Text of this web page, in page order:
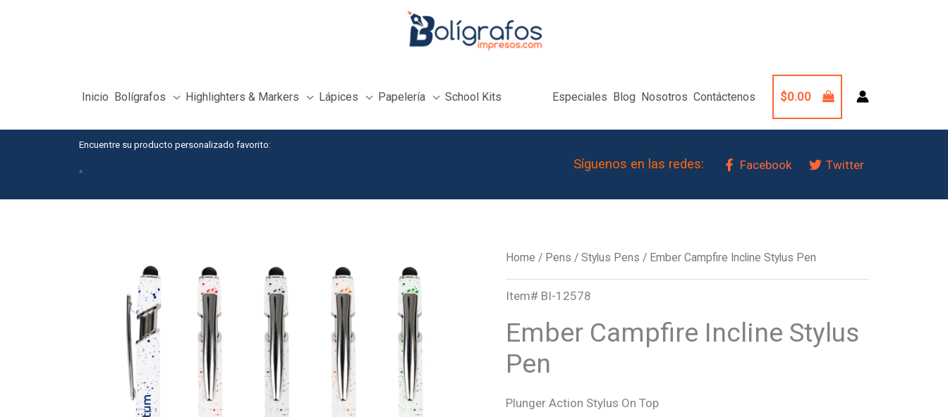
Inicio Bolígrafos Highlighters & Markers Lápices Papelería School Kits Especiales Blog Nosotros Contáctenos $0.00
Encuentre su producto personalizado favorito:
× Síguenos en las redes: Facebook Twitter
Home / Pens / Stylus Pens / Ember Campfire Incline Stylus Pen
Item# BI-12578
Ember Campfire Incline Stylus
Pen
Plunger Action Stylus On Top
Ember
Campfire
Incline
Stylus
Pen
quantity